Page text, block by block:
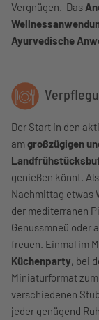
Vergnügen. Das
Ayurvedische
Der Start in den
amgroßzügigen
genießen könnt.
Nachmittag etwas
der mediterranen
Genussmneü oder
freuen. Einmal im
Küchenparty, bei
Miniaturformat
verschiedenen
jeder genügend